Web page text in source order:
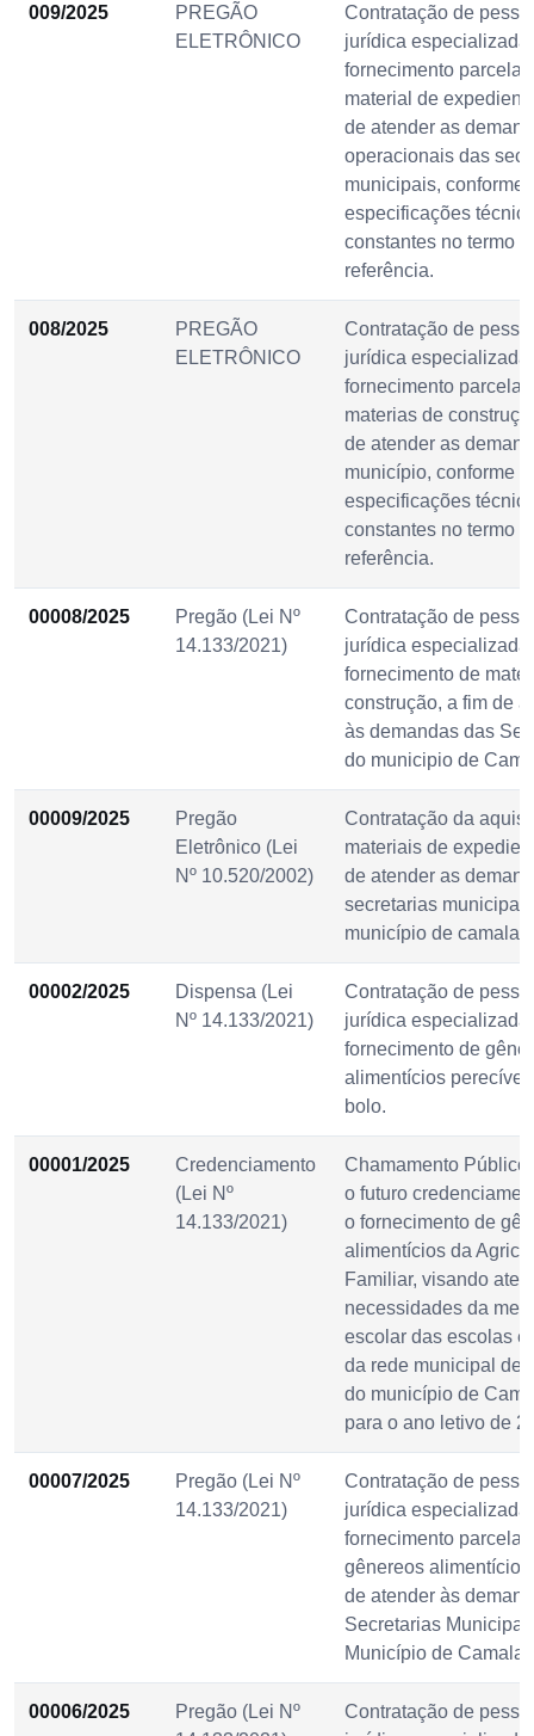
009/2025
PREGÃO
ELETRÔNICO
Contratação de
jurídica especializada
fornecimento
material de
de atender as
operacionais das
municipais, conforme
especificações
constantes no termo
referência.
008/2025
PREGÃO
ELETRÔNICO
Contratação de
jurídica especializada
fornecimento
materias de
de atender as
município, conforme
especificações
constantes no termo
referência.
00008/2025
Pregão (Lei Nº
14.133/2021)
Contratação de
jurídica especializada
fornecimento de
construção, a fim de
às demandas das
do municipio de
00009/2025
Pregão
Eletrônico (Lei
Nº 10.520/2002)
Contratação da
materiais de
de atender as
secretarias
município de
00002/2025
Dispensa (Lei
Nº 14.133/2021)
Contratação de
jurídica especializada
fornecimento de
alimentícios
bolo.
00001/2025
Credenciamento
(Lei Nº
14.133/2021)
Chamamento Público
o futuro
o fornecimento de
alimentícios da
Familiar, visando
necessidades da
escolar das escolas e
da rede municipal de
do município de
para o ano letivo de
00007/2025
Pregão (Lei Nº
14.133/2021)
Contratação de
jurídica especializada
fornecimento
gênereos
de atender às
Secretarias
Município de
00006/2025
Pregão (Lei Nº
Contratação de